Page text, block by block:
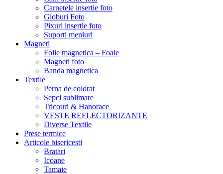
Carnetele insertie foto
Globuri Foto
Pixuri insertie foto
Suporti meniuri
Magneti
Folie magnetica – Foaie
Magneti foto
Banda magnetica
Textile
Perna de colorat
Sepci sublimare
Tricouri & Hanorace
VESTE REFLECTORIZANTE
Diverse Textile
Prese termice
Articole bisericesti
Bratari
Icoane
Tamaie